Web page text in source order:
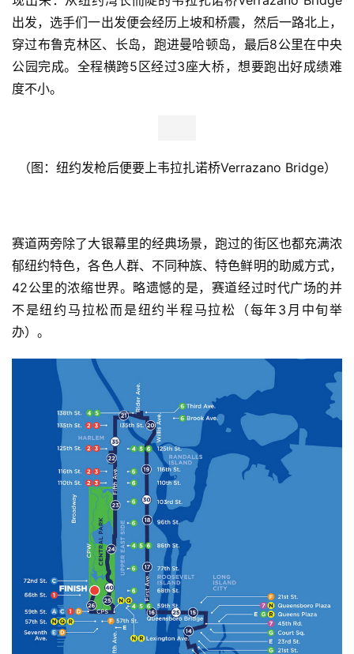
出发，选手们一出发便会经历上坡和桥震，然后一路北上，
穿过布鲁克林区、长岛，跑进曼哈顿岛，最后8公里在中央
公园完成。 全程横跨5区经过3座大桥，想要跑出好成绩难
度不小。
（图：纽约发枪后便要上韦拉扎诺桥Verrazano Bridge）
赛道两旁除了大银幕里的经典场景，跑过的街区也都充满浓
郁纽约特色，各色人群、不同种族、特色鲜明的助威方式，
42公里的浓缩世界。略遗憾的是，赛道经过时代广场的并
不是纽约马拉松而是纽约半程马拉松（每年3月中旬举